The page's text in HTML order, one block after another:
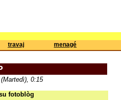
travaj menagé
0:15
fotoblòg